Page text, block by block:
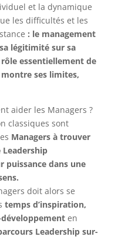
et la dynamique
les difficultés et les
: le management
légitimité sur sa
essentiellement de
ses limites,
aider les Managers ?
classiques sont
Managers à trouver
Leadership
dans une
doit alors se
temps d’inspiration,
en
Leadership sur-